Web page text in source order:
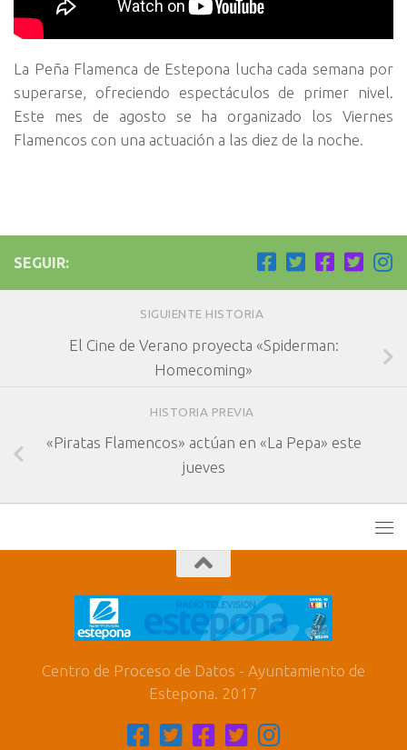
La Peña Flamenca de Estepona lucha cada semana por
superarse, ofreciendo espectáculos de primer nivel.
Este mes de agosto se ha organizado los Viernes
Flamencos con una actuación a las diez de la noche.
SEGUIR:
SIGUIENTE HISTORIA
El Cine de Verano proyecta «Spiderman:
Homecoming»
HISTORIA PREVIA
«Piratas Flamencos» actúan en «La Pepa» este
jueves
Centro de Proceso de Datos - Ayuntamiento de
Estepona. 2017